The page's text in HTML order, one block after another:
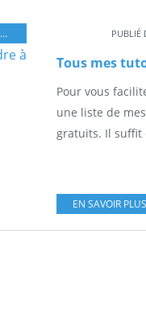
MACHINE À COUDRE VINYDIY,
PUBLIÉ
Pour vous
une liste de
gratuits. Il suffit
EN SAVOIR PLUS